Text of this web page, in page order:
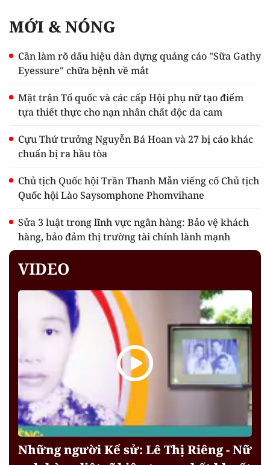
MỚI & NÓNG
Cần làm rõ dấu hiệu dàn dựng quảng cáo "Sữa Gathy
Eyessure" chữa bệnh về mắt
Mặt trận Tổ quốc và các cấp Hội phụ nữ tạo điểm
tựa thiết thực cho nạn nhân chất độc da cam
Cựu Thứ trưởng Nguyễn Bá Hoan và 27 bị cáo khác
chuẩn bị ra hầu tòa
Chủ tịch Quốc hội Trần Thanh Mẫn viếng cố Chủ tịch
Quốc hội Lào Saysomphone Phomvihane
Sửa 3 luật trong lĩnh vực ngân hàng: Bảo vệ khách
hàng, bảo đảm thị trường tài chính lành mạnh
VIDEO
Những người Kể sử: Lê Thị Riêng - Nữ